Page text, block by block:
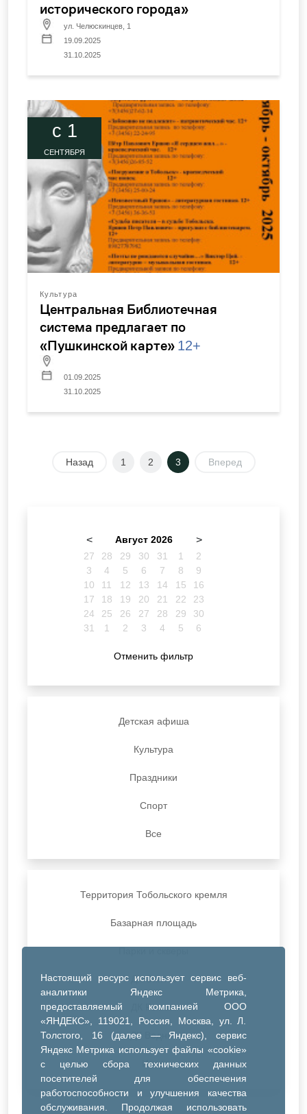
Настоящий ресурс использует сервис веб-
аналитики Яндекс Метрика,
предоставляемый компанией ООО
«ЯНДЕКС», 119021, Россия, Москва, ул. Л.
Толстого, 16 (далее — Яндекс), сервис
Яндекс Метрика использует файлы «cookie»
с целью сбора технических данных
посетителей для обеспечения
работоспособности и улучшения качества
обслуживания. Продолжая использовать
исторического города»
ул. Челюскинцев, 1
19.09.2025
31.10.2025
c 1
СЕНТЯБРЯ
Культура
Центральная Библиотечная
система предлагает по
«Пушкинской карте» 12+
01.09.2025
31.10.2025
Назад 1 2 3 Вперед
< Август 2026 >
27 28 29 30 31 1
2
3
4 5 6 7 8
9
10
11 12 13 14 15
16
17
18 19 20 21 22
23
24
25 26 27 28 29
30
31
1 2 3 4 5 6
Отменить фильтр
Детская афиша
Культура
Праздники
Спорт
Все
Территория Тобольского кремля
Базарная площадь
ДК Синтез
ДК Речник
ДК Водник
Иное